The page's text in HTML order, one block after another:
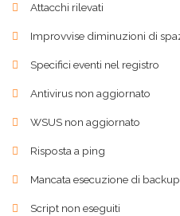
Attacchi rilevati
Improvvise diminuzioni di
Specifici eventi nel registro
Antivirus non aggiornato
WSUS non aggiornato
Risposta a ping
Mancata esecuzione di backup
Script non eseguiti